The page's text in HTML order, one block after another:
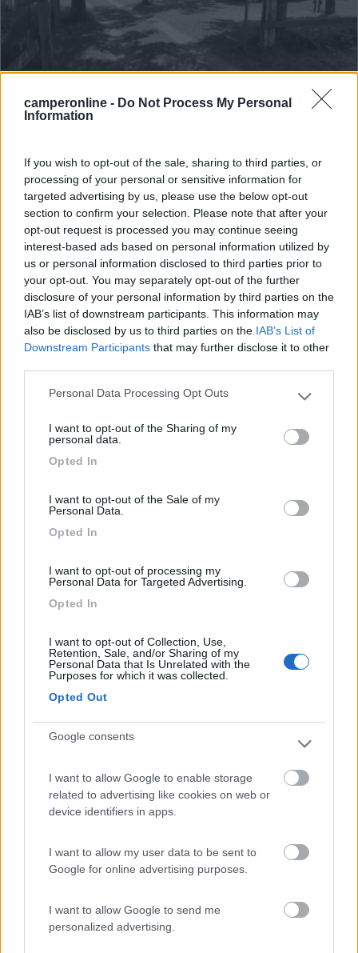
camperonline - Do Not Process My Personal
Information
If you wish to opt-out of the sale, sharing to third parties, or
processing of your personal or sensitive information for
targeted advertising by us, please use the below opt-out
section to confirm your selection. Please note that after your
opt-out request is processed you may continue seeing
interest-based ads based on personal information utilized by
us or personal information disclosed to third parties prior to
your opt-out. You may separately opt-out of the further
disclosure of your personal information by third parties on the
IAB’s list of downstream participants. This information may
also be disclosed by us to third parties on the IAB’s List of
Downstream Participants that may further disclose it to other
Please note that this website/app uses one or more Google
not limited to your visit or usage behaviour. You may click to
grant or deny consent to Google and its third-party tags to
use your data for below specified purposes in below Google
Personal Data Processing Opt Outs
I want to opt-out of the Sharing of my
personal data.
Opted In
I want to opt-out of the Sale of my
Personal Data.
Opted In
I want to opt-out of processing my
Personal Data for Targeted Advertising.
Opted In
I want to opt-out of Collection, Use,
Retention, Sale, and/or Sharing of my
Personal Data that Is Unrelated with the
Purposes for which it was collected.
Opted Out
Google consents
I want to allow Google to enable storage
related to advertising like cookies on web or
device identifiers in apps.
I want to allow my user data to be sent to
Google for online advertising purposes.
I want to allow Google to send me
personalized advertising.
Campo Base
Servizi / Posizione
Acceglio (CN) - 20.2km
Loc. Chiappera, via Monte Maurin
Campeggio
Cento Sentieri
0
Annesso Ostello per la gioventù "Al Tenibres"
Pietraporzio (CN) - 20.6km